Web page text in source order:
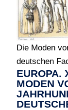
Die Moden
deutschen
EUROPA.
MODEN